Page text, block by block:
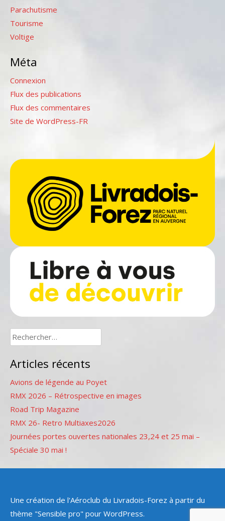
Parachutisme
Tourisme
Voltige
Méta
Connexion
Flux des publications
Flux des commentaires
Site de WordPress-FR
Rechercher :
Articles récents
Avions de légende au Poyet
RMX 2026 – Rétrospective en images
Road Trip Magazine
RMX 26- Retro Multiaxes2026
Journées portes ouvertes nationales 23,24 et 25 mai –
Spéciale 30 mai !
Une création de l'Aéroclub du Livradois-Forez à partir du
thème "Sensible pro" pour WordPress.